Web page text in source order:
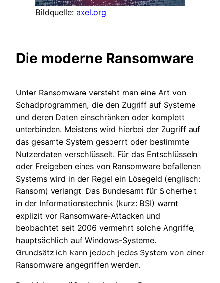
Bildquelle: axel.org
Die moderne Ransomware
Unter Ransomware versteht man eine Art von
Schadprogrammen, die den Zugriff auf Systeme
und deren Daten einschränken oder komplett
unterbinden. Meistens wird hierbei der Zugriff auf
das gesamte System gesperrt oder bestimmte
Nutzerdaten verschlüsselt. Für das Entschlüsseln
oder Freigeben eines von Ransomware befallenen
Systems wird in der Regel ein Lösegeld (englisch:
Ransom) verlangt. Das Bundesamt für Sicherheit
in der Informationstechnik (kurz: BSI) warnt
explizit vor Ransomware-Attacken und
beobachtet seit 2006 vermehrt solche Angriffe,
hauptsächlich auf Windows-Systeme.
Grundsätzlich kann jedoch jedes System von einer
Ransomware angegriffen werden.